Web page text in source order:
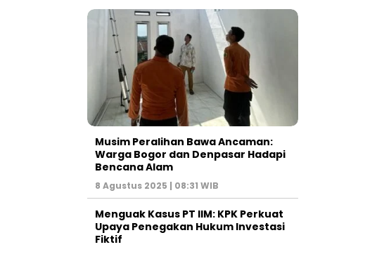
Musim Peralihan Bawa Ancaman:
Warga Bogor dan Denpasar Hadapi
Bencana Alam
8 Agustus 2025 | 08:31 WIB
Menguak Kasus PT IIM: KPK Perkuat
Upaya Penegakan Hukum Investasi
Fiktif